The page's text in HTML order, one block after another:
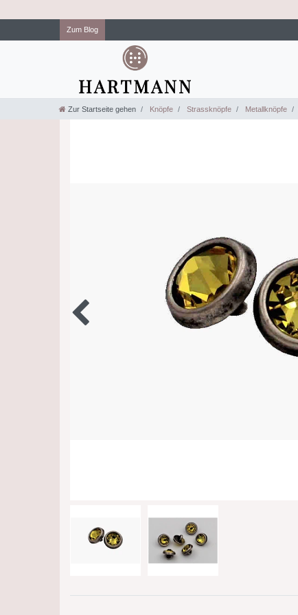
Zum Blog
Zur Startseite gehen Knöpfe Strassknöpfe Metallknöpfe